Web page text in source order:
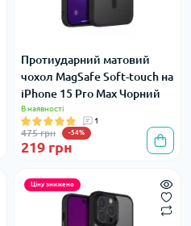
Протиударний матовий
чохол MagSafe Soft-touch на
iPhone 15 Pro Max Чорний
В наявності
1
475 грн -54%
219 грн
Ціну знижено